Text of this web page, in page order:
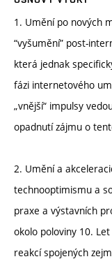
1. Umění po nových
“vyšumění” post-
která jednak
fázi internetového
„vnější“ impulsy
opadnutí zájmu o
2. Umění a
technooptimismu a
praxe a výstavních
okolo poloviny 10.
reakcí spojených